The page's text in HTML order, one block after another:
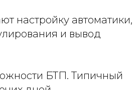
настройку автоматики,
и вывод
БТП. Типичный